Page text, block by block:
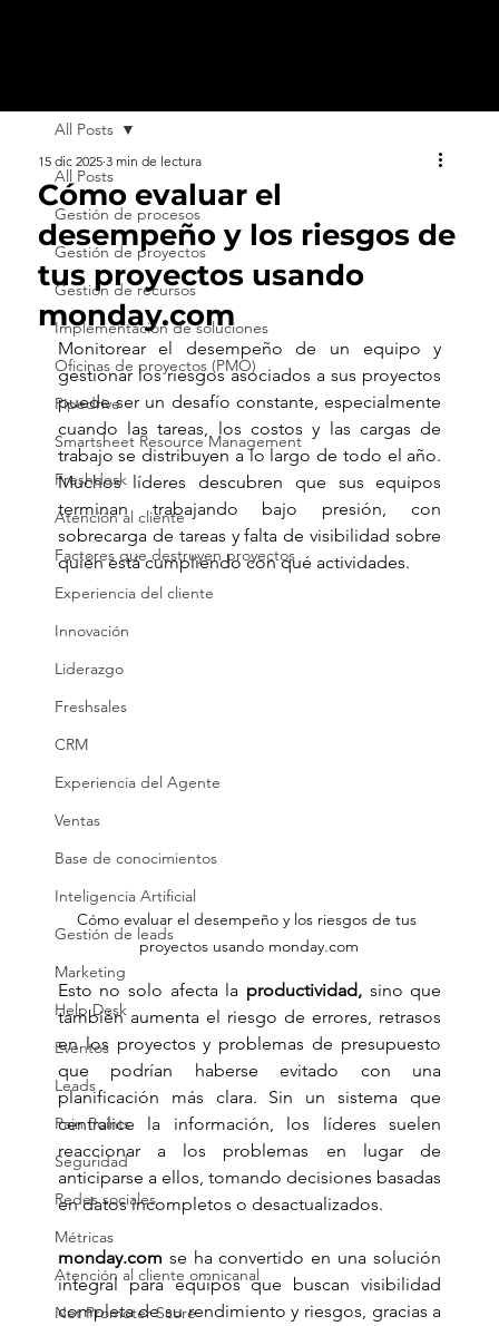
All Posts
Gestión de procesos
Gestión de proyectos
Gestión de recursos
Implementación de soluciones
Oficinas de proyectos (PMO)
Pipedrive
Smartsheet Resource Management
Freshdesk
Atención al cliente
Factores que destruyen proyectos
Experiencia del cliente
Innovación
Liderazgo
Freshsales
CRM
Experiencia del Agente
Ventas
Base de conocimientos
Inteligencia Artificial
Gestión de leads
Marketing
Help Desk
Eventos
Leads
Pain Points
Seguridad
Redes sociales
Métricas
Atención al cliente omnicanal
Net Promoter Score
All Posts
Cómo evaluar el
desempeño y los riesgos de
tus proyectos usando
monday.com
15 dic 2025 3 min de lectura
Monitorear el desempeño de un equipo y
gestionar los riesgos asociados a sus proyectos
puede ser un desafío constante, especialmente
cuando las tareas, los costos y las cargas de
trabajo se distribuyen a lo largo de todo el año.
Muchos líderes descubren que sus equipos
terminan trabajando bajo presión, con
sobrecarga de tareas y falta de visibilidad sobre
quién está cumpliendo con qué actividades.
Cómo evaluar el desempeño y los riesgos de tus
proyectos usando monday.com
Esto no solo afecta la productividad, sino que
también aumenta el riesgo de errores, retrasos
en los proyectos y problemas de presupuesto
que podrían haberse evitado con una
planificación más clara. Sin un sistema que
centralice la información, los líderes suelen
reaccionar a los problemas en lugar de
anticiparse a ellos, tomando decisiones basadas
en datos incompletos o desactualizados.
monday.com se ha convertido en una solución
integral para equipos que buscan visibilidad
completa de su rendimiento y riesgos, gracias a